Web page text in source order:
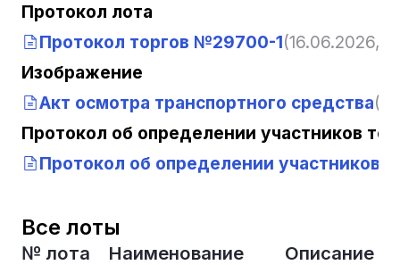
Протокол лота
Протокол торгов №29700-1(16.06.2026,
Изображение
Акт осмотра транспортного средства
Протокол об определении участников
Протокол об определении участников
Все лоты
№ лота Наименование Описание